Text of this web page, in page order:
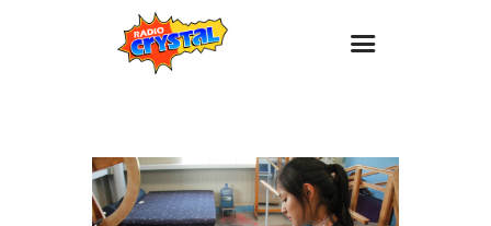
Estaciones
Eventos